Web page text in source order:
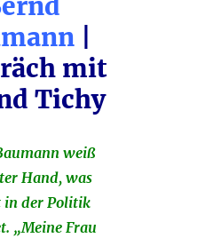
mit
Tichy
weiß
Hand, was
in der Politik
„Meine Frau